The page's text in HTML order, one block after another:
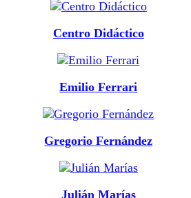
Centro Didáctico
Emilio Ferrari
Gregorio Fernández
Julián Marías